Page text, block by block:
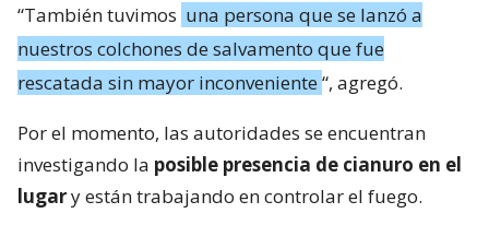
“También tuvimos una persona que se lanzó a
nuestros colchones de salvamento que fue
rescatada sin mayor inconveniente“, agregó.
Por el momento, las autoridades se encuentran
investigando la posible presencia de cianuro en el
lugary están trabajando en controlar el fuego.